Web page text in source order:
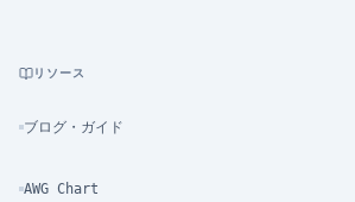
リソース
ブログ・ガイド
AWG Chart